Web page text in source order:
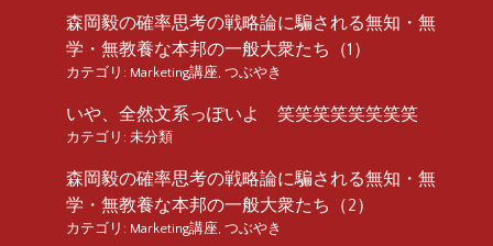
森岡毅の確率思考の戦略論に騙される無知・無
学・無教養な本邦の一般大衆たち（1）
カテゴリ: Marketing講座 つぶやき
いや、全然文系っぽいよ 笑笑笑笑笑笑笑笑
カテゴリ: 未分類
森岡毅の確率思考の戦略論に騙される無知・無
学・無教養な本邦の一般大衆たち（2）
カテゴリ: Marketing講座 つぶやき